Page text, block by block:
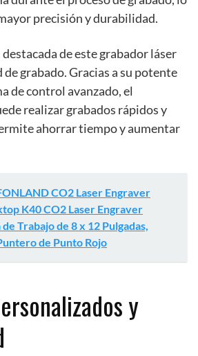
precisión y durabilidad.
de este grabador láser
de grabado. Gracias a su potente
de control avanzado, el
realizar grabados rápidos y
ahorrar tiempo y aumentar
CO2 Laser Engraver
K40 CO2 Laser Engraver
Trabajo de 8 x 12 Pulgadas,
de Punto Rojo
y